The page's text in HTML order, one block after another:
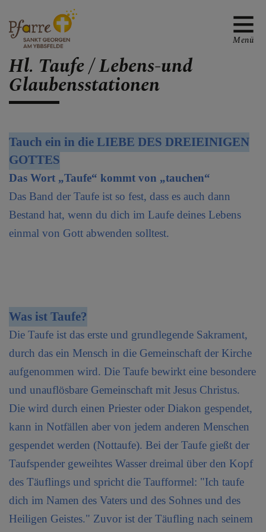
GOTT
Sakramente
Taufe
Aussprache oder Hl.
Ehebund
Beerdigung
Krankensalbung
Kirchenmusik
Sakristei Dienst
Kirchenfeste
Ministrieren
Verkündigung
Menü
Hl. Taufe / Lebens-und
Glaubensstationen
Tauch ein in die LIEBE DES DREIEINIGEN
GOTTES
Das Wort „Taufe“ kommt von „tauchen“
Das Band der Taufe ist so fest, dass es auch dann
Bestand hat, wenn du dich im Laufe deines Lebens
einmal von Gott abwenden solltest.
Was ist Taufe?
Die Taufe ist das erste und grundlegende Sakrament,
durch das ein Mensch in die Gemeinschaft der Kirche
aufgenommen wird. Die Taufe bewirkt eine besondere
und unauflösbare Gemeinschaft mit Jesus Christus.
Die wird durch einen Priester oder Diakon gespendet,
kann in Notfällen aber von jedem anderen Menschen
gespendet werden (Nottaufe). Bei der Taufe gießt der
Taufspender geweihtes Wasser dreimal über den Kopf
des Täuflings und spricht die Taufformel: "Ich taufe
dich im Namen des Vaters und des Sohnes und des
Heiligen Geistes." Zuvor ist der Täufling nach seinem